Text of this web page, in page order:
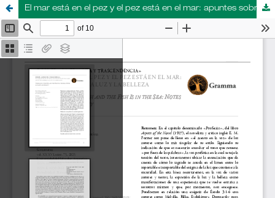
El mar está en el pez y el pez está en el mar: apuntes sobre la luz y la belleza